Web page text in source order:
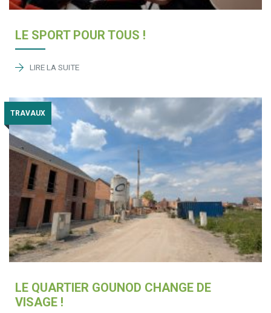
LE SPORT POUR TOUS !
LIRE LA SUITE
TRAVAUX
LE QUARTIER GOUNOD CHANGE DE
VISAGE !